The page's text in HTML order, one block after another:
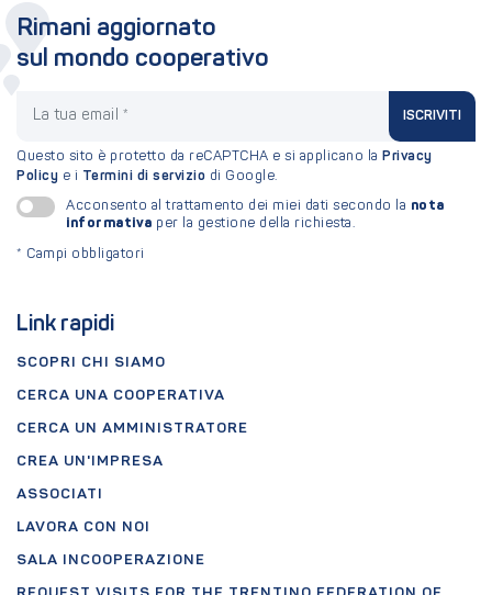
Link rapidi
SCOPRI CHI SIAMO
CERCA UNA COOPERATIVA
CERCA UN AMMINISTRATORE
CREA UN'IMPRESA
ASSOCIATI
LAVORA CON NOI
SALA INCOOPERAZIONE
Rimani aggiornato
sul mondo cooperativo
ISCRIVITI
Questo sito è protetto da reCAPTCHA e si applicano la Privacy
Policy e i Termini di servizio di Google.
Acconsento al trattamento dei miei dati secondo la nota
informativa per la gestione della richiesta.
* Campi obbligatori